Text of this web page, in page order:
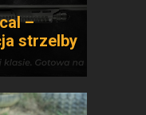
–
strzelby